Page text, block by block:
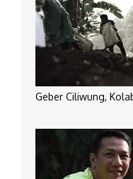
Geber Ciliwung,